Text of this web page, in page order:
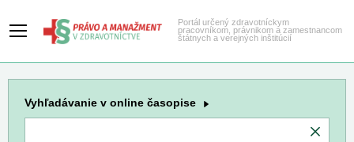
Portál určený zdravotníckym
pracovníkom, právnikom a zamestnancom
štátnych a verejných inštitúcií
Vyhľadávanie v online časopise